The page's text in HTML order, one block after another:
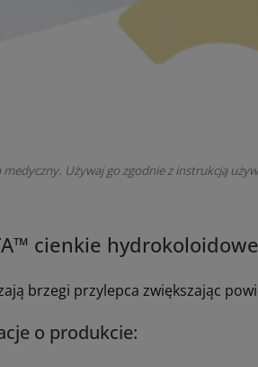
medyczny. Używaj go zgodnie z instrukcją
cienkie
brzegi przylepca zwiększając
o produkcie: